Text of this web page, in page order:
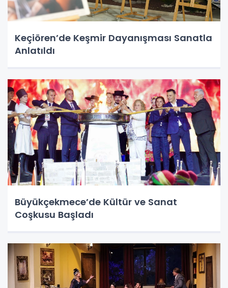
Keçiören’de Keşmir Dayanışması Sanatla
Anlatıldı
Büyükçekmece’de Kültür ve Sanat
Coşkusu Başladı